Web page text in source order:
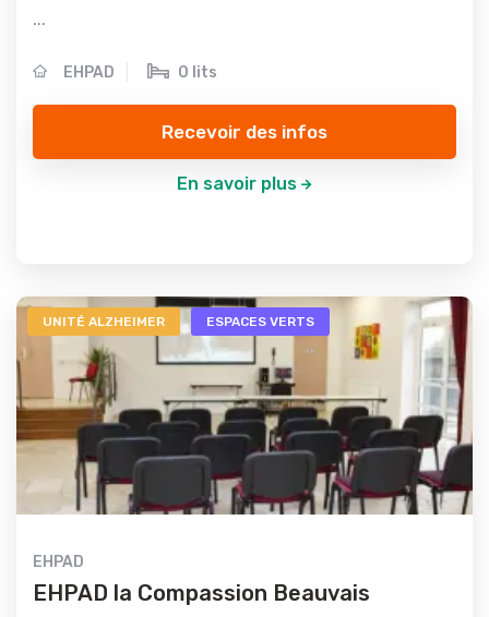
...
EHPAD 0 lits
Recevoir des infos
En savoir plus
UNITÉ ALZHEIMER ESPACES VERTS
EHPAD
EHPAD la Compassion Beauvais